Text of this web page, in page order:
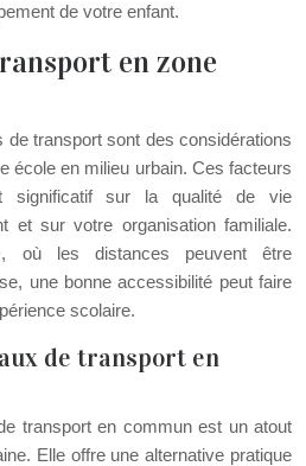
de votre enfant.
en zone
de transport sont des considérations
école en milieu urbain. Ces facteurs
significatif sur la qualité de vie
et sur votre organisation familiale.
où les distances peuvent être
une bonne accessibilité peut faire
scolaire.
de transport en
transport en commun est un atout
Elle offre une alternative pratique